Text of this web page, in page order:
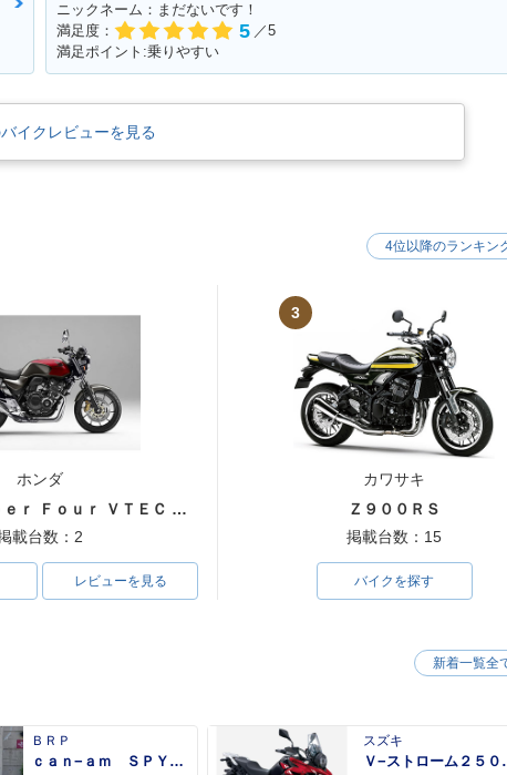
ニックネーム：まだないです！
満足度：
5 ／5
満足ポイント:乗りやすい
イクレビューを見る
ホンダ
ＣＢ４００Ｓｕｐｅｒ Ｆｏｕｒ ＶＴＥＣ ＳＰＥＣ３
載台数：2
レビューを見る
3
カワサキ
Ｚ９００ＲＳ
掲載台数：15
バイクを探す
4位以降のランキン
ＢＲＰ
ｃａｎ−ａｍ ＳＰＹＤＥＲ ＲＴ ＬＩＭＩＴＥＤ
スズキ
Ｖ−ストローム２５
新着一覧全